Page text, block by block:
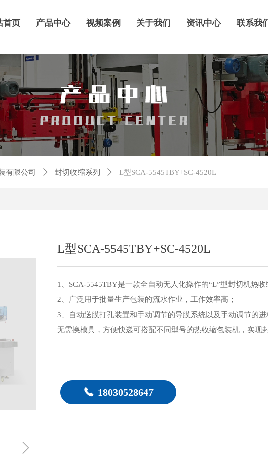
首页 产品中心 视频案例 关于我们 资讯中心 联系我
有限公司 ꄲ 封切收缩系列 ꄲ L型SCA-5545TBY+SC-4520L
ꁇ
L型SCA-5545TBY+SC-4520L
1、SCA-5545TBY是一款全自动无人化操作的“L”型封切机热
2、广泛用于批量生产包装的流水作业，工作效率高；
3、自动送膜打孔装置和手动调节的导膜系统以及手动调节的
无需换模具，方便快递可搭配不同型号的热收缩包装机，实现
끅 18030528647